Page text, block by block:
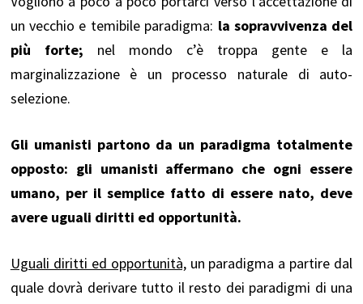
un vecchio e temibile paradigma: la sopravvivenza del
più forte; nel mondo c’è troppa gente e la
marginalizzazione è un processo naturale di auto-
selezione.
Gli umanisti partono da un paradigma totalmente
opposto: gli umanisti affermano che ogni essere
umano, per il semplice fatto di essere nato, deve
avere uguali diritti ed opportunità.
Uguali diritti ed opportunità,un paradigma a partire dal
quale dovrà derivare tutto il resto dei paradigmi di una